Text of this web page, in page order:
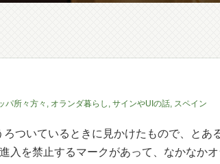
パ所々方々 , オランダ暮らし , サインやUIの話, スペイン
ついているときに見かけたもので、とあ
入を禁止するマークがあって、なかなか